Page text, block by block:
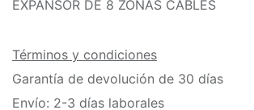
EXPANSOR DE 8 ZONAS CABLES
Términos y condiciones
Garantía de devolución de 30 días
Envío: 2-3 días laborales